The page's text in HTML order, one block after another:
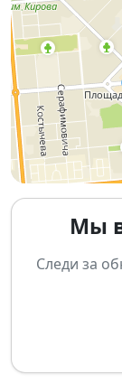
🗓 Дата и
📅
18
🕛12:00 –
📍НГТУ,
Тема
🔹
На площадке
♻️ Узнать
Мы
Следи за